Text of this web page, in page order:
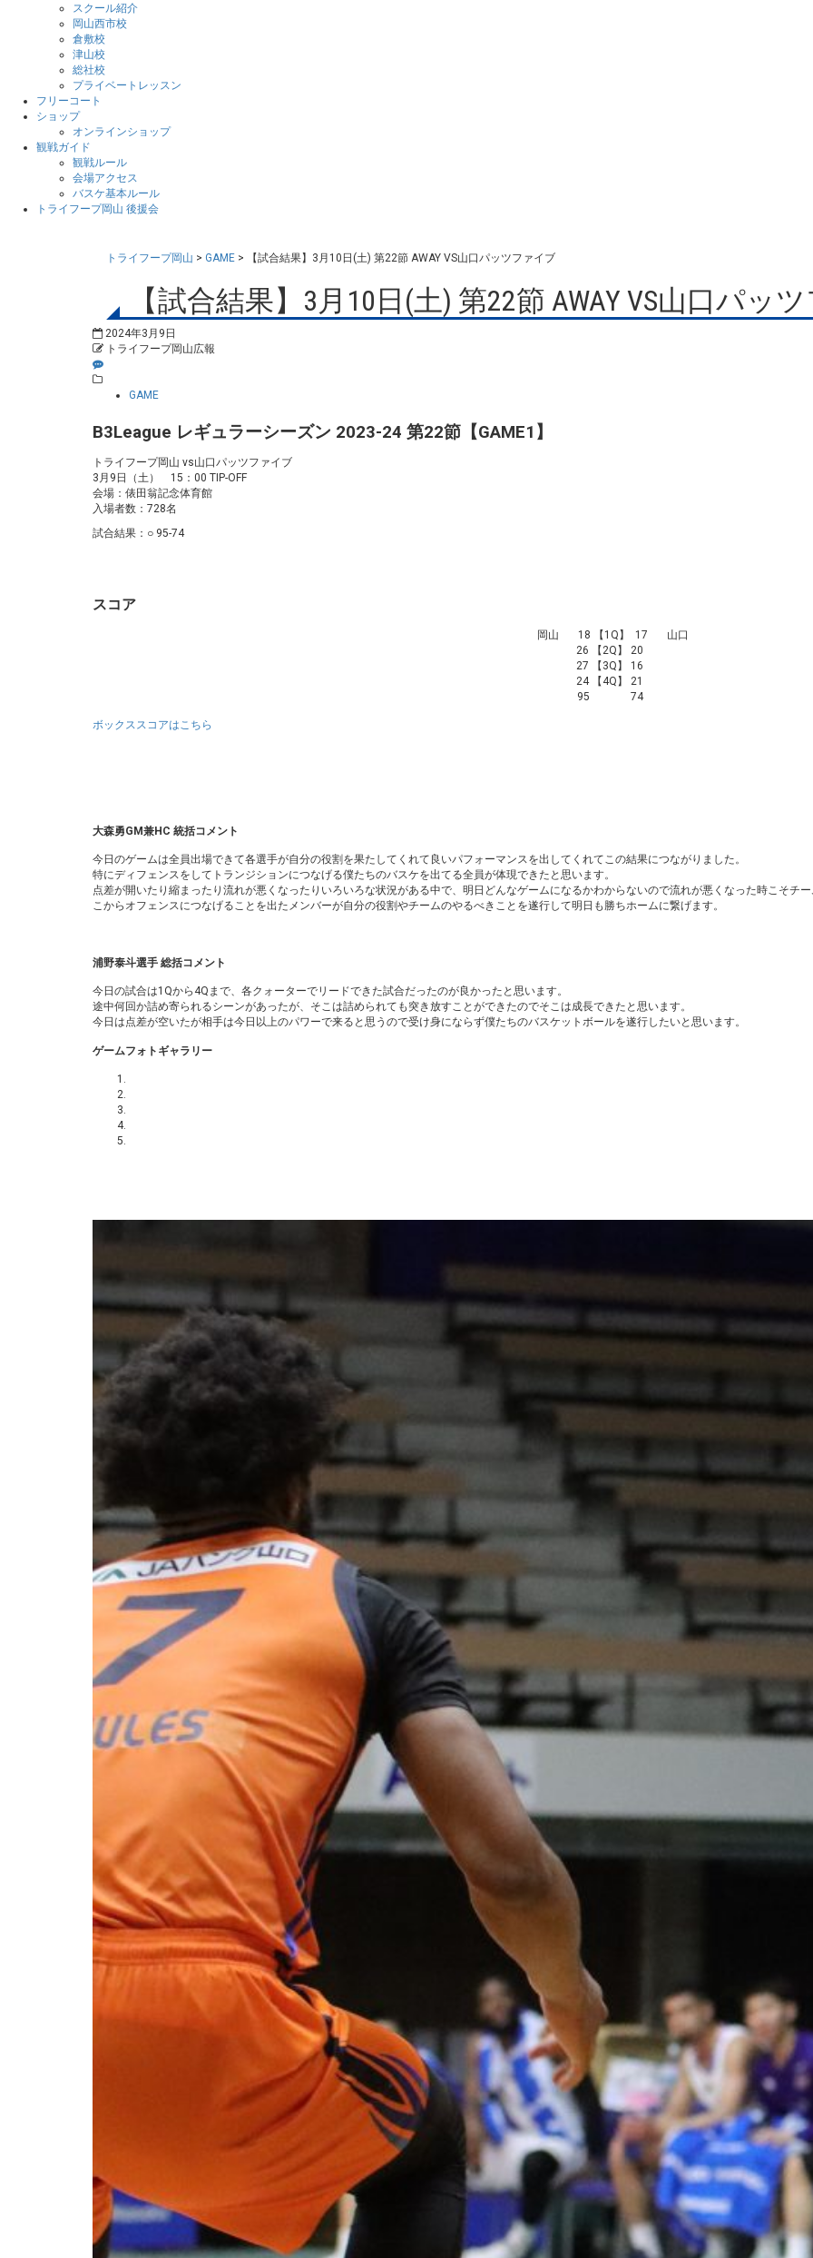
スクール紹介
岡山西市校
倉敷校
津山校
総社校
プライベートレッスン
フリーコート
ショップ
オンラインショップ
観戦ガイド
観戦ルール
会場アクセス
バスケ基本ルール
トライフープ岡山 後援会
トライフープ岡山 > GAME > 【試合結果】3月10日(土) 第22節 AWAY VS山口パッツファイブ
【試合結果】3月10日(土) 第22節 AWAY VS山口パッ
2024年3月9日
トライフープ岡山広報
GAME
B3League レギュラーシーズン 2023-24 第22節【GAME1】
トライフープ岡山 vs山口パッツファイブ
3月9日（土） 15：00 TIP-OFF
会場：俵田翁記念体育館
入場者数：728名
試合結果：○ 95-74
スコア
岡山 18 【1Q】 17 山口
26 【2Q】 20
27 【3Q】 16
24 【4Q】 21
95 74
ボックススコアはこちら
大森勇GM兼HC 統括コメント
今日のゲームは全員出場できて各選手が自分の役割を果たしてくれて良いパフォーマンスを出してくれてこの結果につながりました。
特にディフェンスをしてトランジションにつなげる僕たちのバスケを出てる全員が体現できたと思います。
点差が開いたり縮まったり流れが悪くなったりいろいろな状況がある中で、明日どんなゲームになるかわからないので流れが悪くなった時こそチ
こからオフェンスにつなげることを出たメンバーが自分の役割やチームのやるべきことを遂行して明日も勝ちホームに繋げます。
浦野泰斗選手 総括コメント
今日の試合は1Qから4Qまで、各クォーターでリードできた試合だったのが良かったと思います。
途中何回か詰め寄られるシーンがあったが、そこは詰められても突き放すことができたのでそこは成長できたと思います。
今日は点差が空いたが相手は今日以上のパワーで来ると思うので受け身にならず僕たちのバスケットボールを遂行したいと思います。
ゲームフォトギャラリー